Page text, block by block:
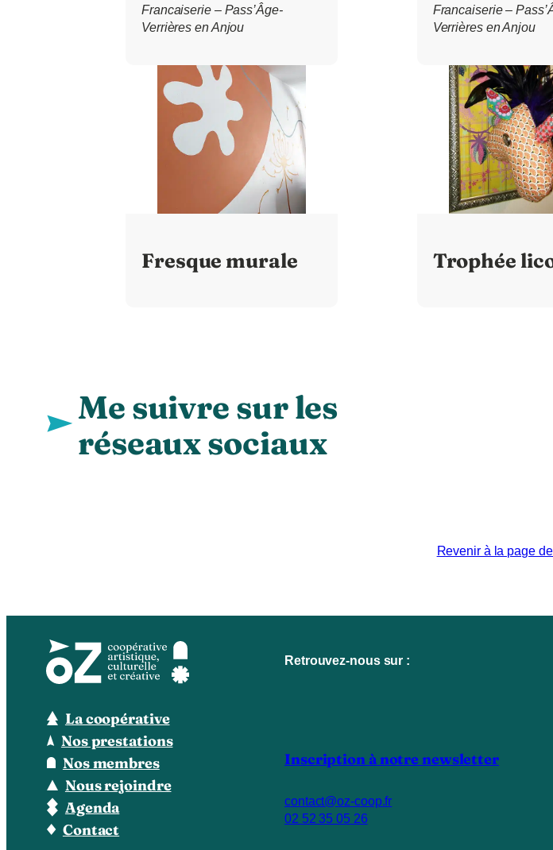
Francaiserie – Pass’Âge-
Verrières en Anjou
Francaiserie –
Verrières en Anjou
Fresque murale Trophée
Me suivre sur les
réseaux sociaux
Revenir à la page
La coopérative
Nos prestations
Nos membres
Nous rejoindre
Agenda
Contact
Retrouvez-nous sur :
Inscription à notre newsletter
contact@oz-coop.fr
02 52 35 05 26